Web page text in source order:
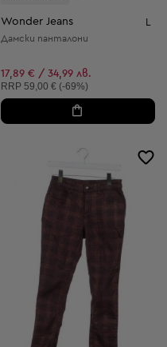
Wonder Jeans L
Дамски панталони
17,89 € / 34,99 лв.
Препоръчителна цена:
RRP 59,00 € (-69%)